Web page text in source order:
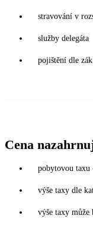
stravování v
služby delegáta
pojištění dle
Cena
pobytovou taxu
výše taxy dle
výše taxy